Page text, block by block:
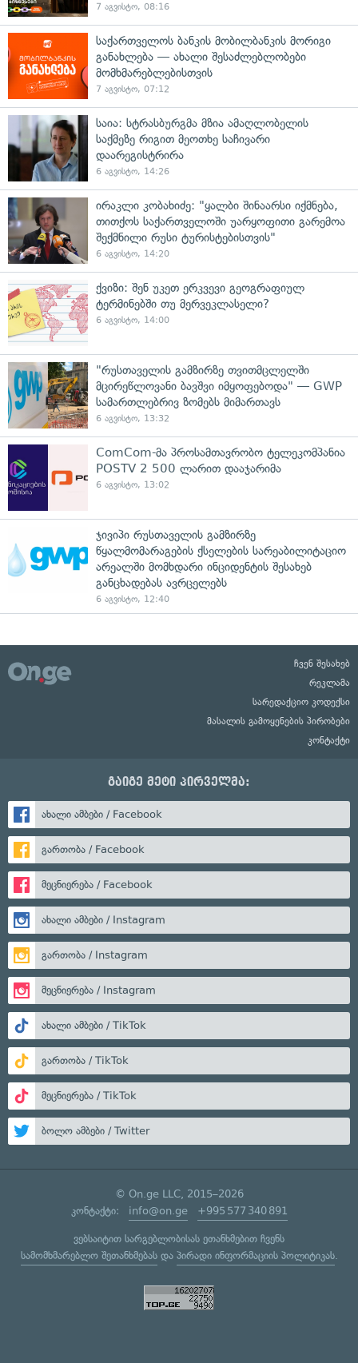
7 აგვისტო, 08:16
საქართველოს ბანკის მობილბანკის მორიგი
განახლება — ახალი შესაძლებლობები
მომხმარებლებისთვის
7 აგვისტო, 07:12
საია: სტრასბურგმა მზია ამაღლობელის
საქმეზე რიგით მეოთხე საჩივარი
დაარეგისტრირა
6 აგვისტო, 14:26
ირაკლი კობახიძე: "ყალბი შინაარსი იქმნება,
თითქოს საქართველოში უარყოფითი გარემოა
შექმნილი რუსი ტურისტებისთვის"
6 აგვისტო, 14:20
ქვიზი: შენ უკეთ ერკვევი გეოგრაფიულ
ტერმინებში თუ მერვეკლასელი?
6 აგვისტო, 14:00
"რუსთაველის გამზირზე თვითმცლელში
მცირეწლოვანი ბავშვი იმყოფებოდა" — GWP
სამართლებრივ ზომებს მიმართავს
6 აგვისტო, 13:32
ComCom-მა პროსამთავრობო ტელეკომპანია
POSTV 2 500 ლარით დააჯარიმა
6 აგვისტო, 13:02
ჯივიპი რუსთაველის გამზირზე
წყალმომარაგების ქსელების სარეაბილიტაციო
არეალში მომხდარი ინციდენტის შესახებ
განცხადებას ავრცელებს
6 აგვისტო, 12:40
ჩვენ შესახებ
რეკლამა
სარედაქციო კოდექსი
მასალის გამოყენების პირობები
კონტაქტი
გაიგე მეტი პირველმა:
ახალი ამბები / Facebook
გართობა / Facebook
მეცნიერება / Facebook
ახალი ამბები / Instagram
გართობა / Instagram
მეცნიერება / Instagram
ახალი ამბები / TikTok
გართობა / TikTok
მეცნიერება / TikTok
ბოლო ამბები / Twitter
© On.ge LLC, 2015–2026
კონტაქტი: info@on.ge +995 577 340 891
ვებსაიტით სარგებლობისას ეთანხმებით ჩვენს
სამომხმარებლო შეთანხმებასდა პირადი ინფორმაციის პოლიტიკას.